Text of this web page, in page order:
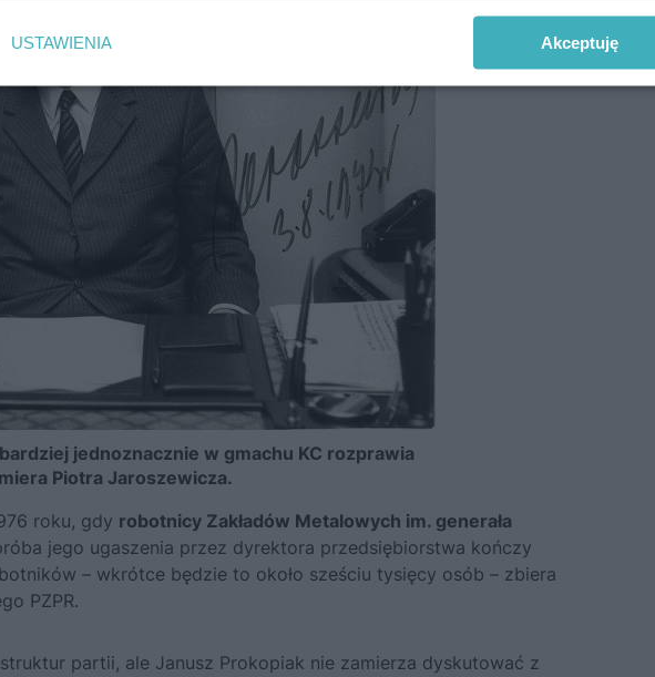
jednoznacznie w gmachu KC rozprawia
Piotra Jaroszewicza.
roku, gdy robotnicy Zakładów Metalowych im. generała
jego ugaszenia przez dyrektora przedsiębiorstwa kończy
– wkrótce będzie to około sześciu tysięcy osób – zbiera
PZPR.
partii, ale Janusz Prokopiak nie zamierza dyskutować z
USTAWIENIA Akceptuję